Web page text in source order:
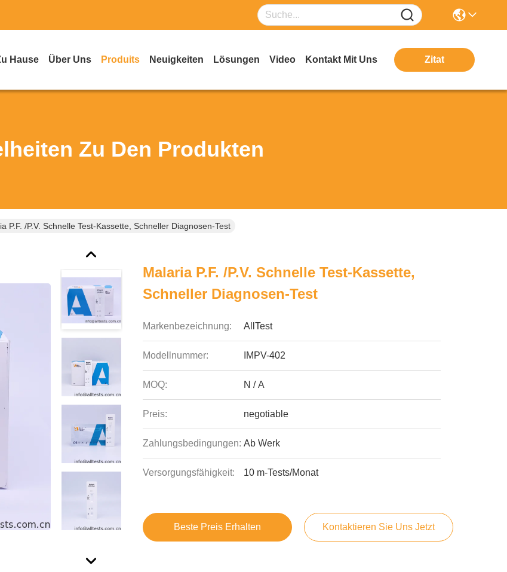
Hause Über Uns Produits Neuigkeiten Lösungen Video Kontakt Mit Uns Zitat
Zu Den Produkten
P.f. /P.v. Schnelle Test-Kassette, Schneller Diagnosen-Test
Malaria P.f. /P.v. Schnelle Test-Kassette,
Schneller Diagnosen-Test
Markenbezeichnung: AllTest
Modellnummer: IMPV-402
MOQ: N / A
Preis: negotiable
Zahlungsbedingungen: Ab Werk
Versorgungsfähigkeit: 10 m-Tests/Monat
Beste Preis Erhalten Kontaktieren Sie Uns Jetzt